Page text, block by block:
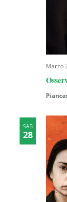
Marzo
SAB
28